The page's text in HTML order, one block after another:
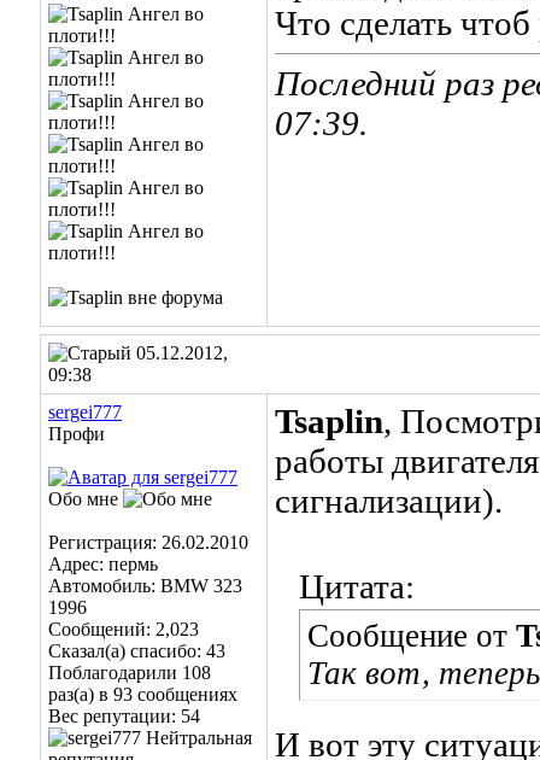
Что сделать чтоб
Последний раз
07:39.
05.12.2012,
09:38
sergei777
Профи
Обо мне
Регистрация: 26.02.2010
Адрес: пермь
Автомобиль: BMW 323
1996
Сообщений: 2,023
Сказал(а) спасибо: 43
Поблагодарили 108
раз(а) в 93 сообщениях
Вес репутации: 54
Tsaplin,
работы
сигнализации).
Цитата:
Сообщение от
Так вот,
И вот эту